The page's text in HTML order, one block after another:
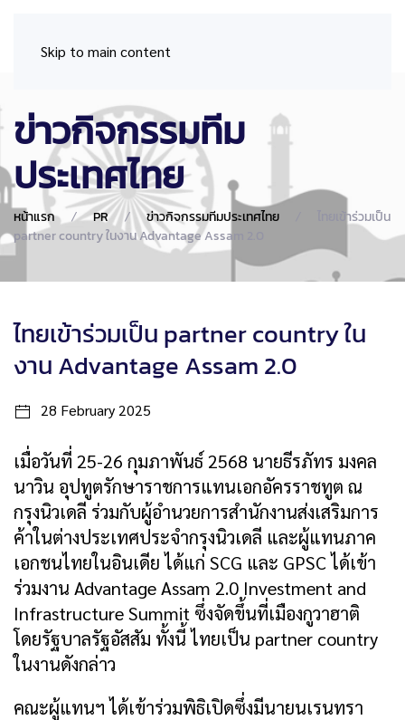
Skip to main content
ข่าวกิจกรรมทีม
ประเทศไทย
หน้าแรก PR ข่าวกิจกรรมทีมประเทศไทย
ไทยเข้าร่วมเป็น
partner country ในงาน Advantage Assam 2.0
ไทยเข้าร่วมเป็น partner country ใน
งาน Advantage Assam 2.0
28 February 2025
เมื่อวันที่ 25-26 กุมภาพันธ์ 2568 นายธีรภัทร มงคล
นาวิน อุปทูตรักษาราชการแทนเอกอัครราชทูต ณ
กรุงนิวเดลี ร่วมกับผู้อำนวยการสำนักงานส่งเสริมการ
ค้าในต่างประเทศประจำกรุงนิวเดลี และผู้แทนภาค
เอกชนไทยในอินเดีย ได้แก่ SCG และ GPSC ได้เข้า
ร่วมงาน Advantage Assam 2.0 Investment and
Infrastructure Summit ซึ่งจัดขึ้นที่เมืองกูวาฮาติ
โดยรัฐบาลรัฐอัสสัม ทั้งนี้ ไทยเป็น partner country
ในงานดังกล่าว
คณะผู้แทนฯ ได้เข้าร่วมพิธิเปิดซึ่งมีนายนเรนทรา